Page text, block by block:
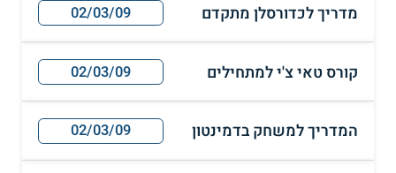
מדריך לכדורסלן מתקדם 02/03/09
קורס טאי צ'י למתחילים 02/03/09
המדריך למשחק בדמינטון 02/03/09